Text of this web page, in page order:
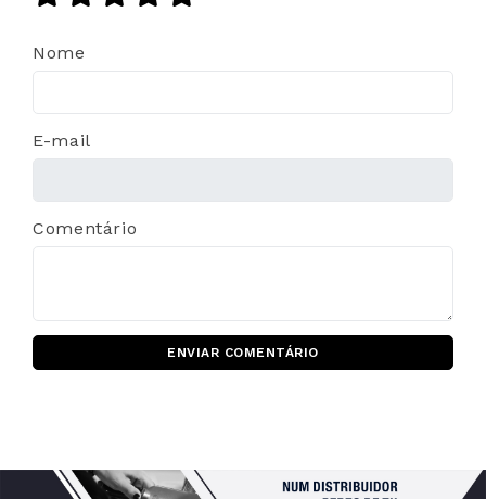
Nome
E-mail
Comentário
ENVIAR COMENTÁRIO